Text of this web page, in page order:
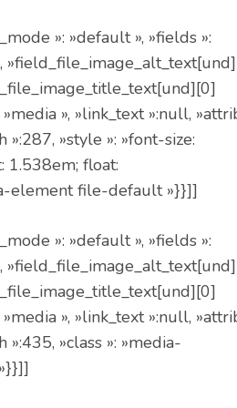
»: »default », »fields »:
»field_file_image_alt_text[und]
», »link_text »:null,
»:287, »style »: »font-size:
1.538em; float:
element file-default »}}]]
»: »default », »fields »:
»field_file_image_alt_text[und]
», »link_text »:null,
»:435, »class »: »media-